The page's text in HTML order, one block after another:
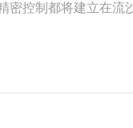
控制都将建立在